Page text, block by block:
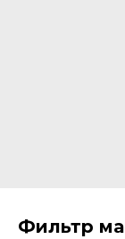
Фильтр